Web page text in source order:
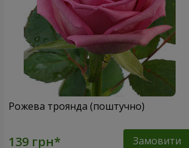
Рожева троянда (поштучно)
Замовити